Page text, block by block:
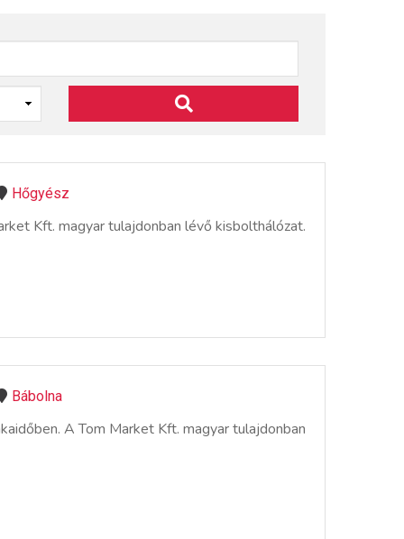
Hőgyész
Kft. magyar tulajdonban lévő kisbolthálózat.
Bábolna
A Tom Market Kft. magyar tulajdonban